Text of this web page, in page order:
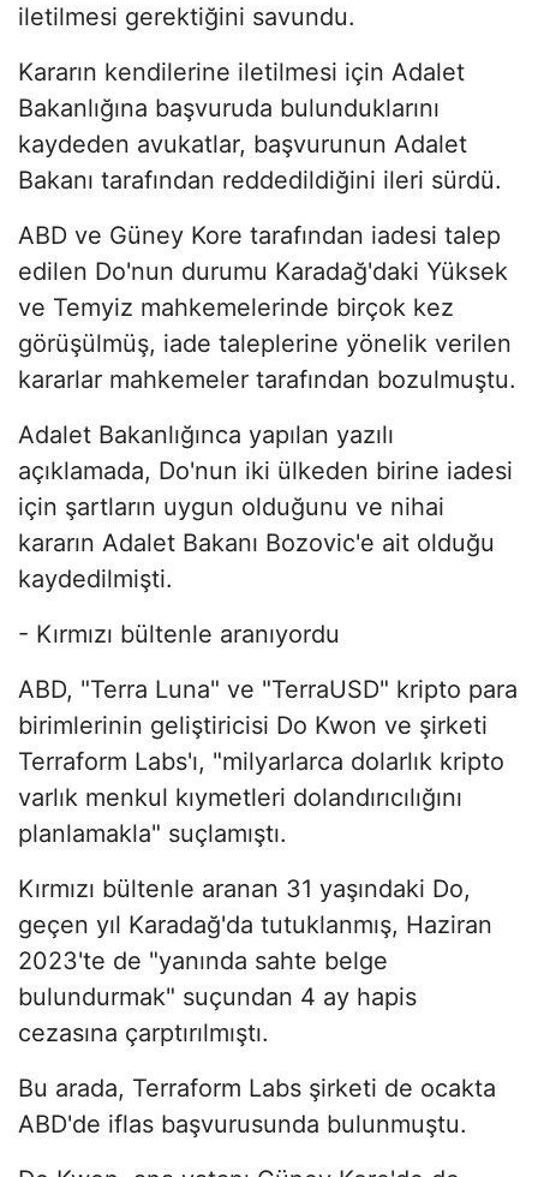
iletilmesi gerektiğini savundu.
Kararın kendilerine iletilmesi için Adalet
Bakanlığına başvuruda bulunduklarını
kaydeden avukatlar, başvurunun Adalet
Bakanı tarafından reddedildiğini ileri sürdü.
ABD ve Güney Kore tarafından iadesi talep
edilen Do'nun durumu Karadağ'daki Yüksek
ve Temyiz mahkemelerinde birçok kez
görüşülmüş, iade taleplerine yönelik verilen
kararlar mahkemeler tarafından bozulmuştu.
Adalet Bakanlığınca yapılan yazılı
açıklamada, Do'nun iki ülkeden birine iadesi
için şartların uygun olduğunu ve nihai
kararın Adalet Bakanı Bozovic'e ait olduğu
kaydedilmişti.
- Kırmızı bültenle aranıyordu
ABD, "Terra Luna" ve "TerraUSD" kripto para
birimlerinin geliştiricisi Do Kwon ve şirketi
Terraform Labs'ı, "milyarlarca dolarlık kripto
varlık menkul kıymetleri dolandırıcılığını
planlamakla" suçlamıştı.
Kırmızı bültenle aranan 31 yaşındaki Do,
geçen yıl Karadağ'da tutuklanmış, Haziran
2023'te de "yanında sahte belge
bulundurmak" suçundan 4 ay hapis
cezasına çarptırılmıştı.
Bu arada, Terraform Labs şirketi de ocakta
ABD'de iflas başvurusunda bulunmuştu.